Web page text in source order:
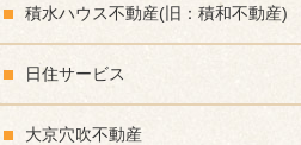
積水ハウス不動産(旧：積和不動産)
日住サービス
大京穴吹不動産